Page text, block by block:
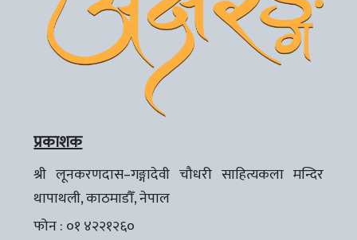
प्रकाशक
श्री लूनकरणदास–गङ्गादेवी चौधरी साहित्यकला मन्दिर
थापाथली, काठमाडौँ, नेपाल
फोन : ०१ ४२२१२६०